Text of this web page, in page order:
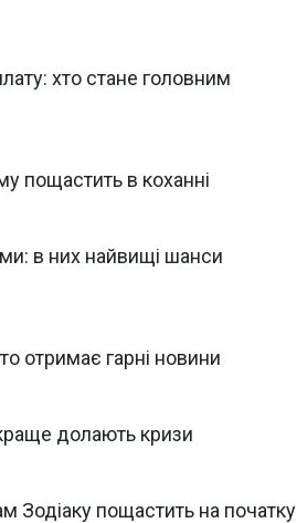
хто стане головним
пощастить в коханні
в них найвищі шанси
отримає гарні новини
долають кризи
Зодіаку пощастить на початку